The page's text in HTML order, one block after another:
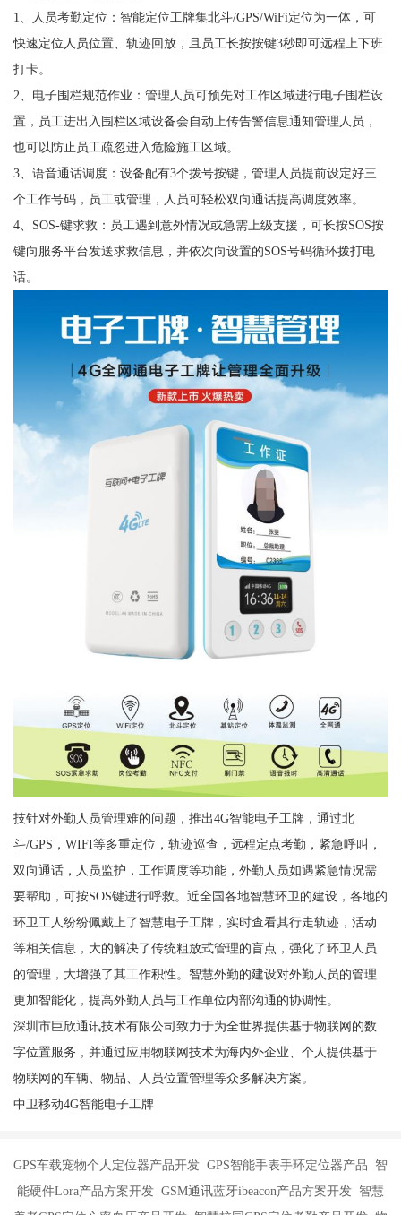
1、人员考勤定位：智能定位工牌集北斗/GPS/WiFi定位为一体，可
快速定位人员位置、轨迹回放，且员工长按按键3秒即可远程上下班
打卡。
2、电子围栏规范作业：管理人员可预先对工作区域进行电子围栏设
置，员工进出入围栏区域设备会自动上传告警信息通知管理人员，
也可以防止员工疏忽进入危险施工区域。
3、语音通话调度：设备配有3个拨号按键，管理人员提前设定好三
个工作号码，员工或管理，人员可轻松双向通话提高调度效率。
4、SOS-键求救：员工遇到意外情况或急需上级支援，可长按SOS按
键向服务平台发送求救信息，并依次向设置的SOS号码循环拨打电
话。
技针对外勤人员管理难的问题，推出4G智能电子工牌，通过北
斗/GPS，WIFI等多重定位，轨迹巡查，远程定点考勤，紧急呼叫，
双向通话，人员监护，工作调度等功能，外勤人员如遇紧急情况需
要帮助，可按SOS键进行呼救。近全国各地智慧环卫的建设，各地的
环卫工人纷纷佩戴上了智慧电子工牌，实时查看其行走轨迹，活动
等相关信息，大的解决了传统粗放式管理的盲点，强化了环卫人员
的管理，大增强了其工作积性。智慧外勤的建设对外勤人员的管理
更加智能化，提高外勤人员与工作单位内部沟通的协调性。
深圳市巨欣通讯技术有限公司致力于为全世界提供基于物联网的数
字位置服务，并通过应用物联网技术为海内外企业、个人提供基于
物联网的车辆、物品、人员位置管理等众多解决方案。
中卫移动4G智能电子工牌
GPS车载宠物个人定位器产品开发 GPS智能手表手环定位器产品 智
能硬件Lora产品方案开发 GSM通讯蓝牙ibeacon产品方案开发 智慧